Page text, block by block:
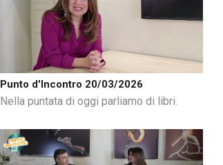
Punto d'Incontro 20/03/2026
Nella puntata di oggi parliamo di libri.